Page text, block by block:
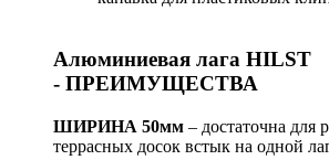
Алюминиевая лага HILST
- ПРЕИМУЩЕСТВА
ШИРИНА 50мм – достаточна для
террасных досок встык на одной